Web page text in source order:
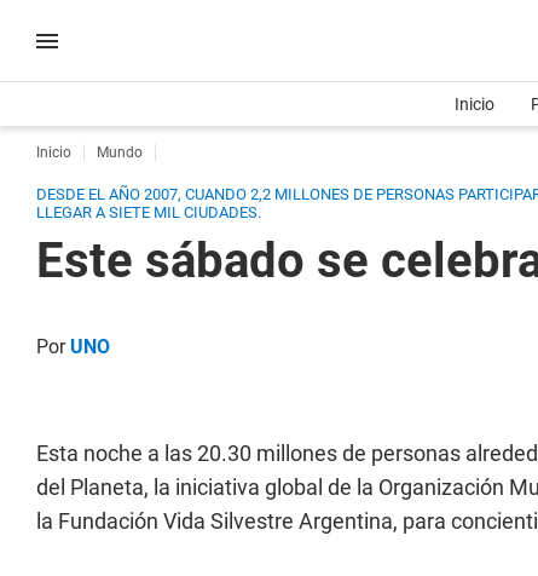
Inicio
Inicio Mundo
DESDE EL AÑO 2007, CUANDO 2,2 MILLONES DE PERSONAS
LLEGAR A SIETE MIL CIUDADES.
Este sábado se
PorUNO
Esta noche a las 20.30 millones de personas
del Planeta, la iniciativa global de la Organización
la Fundación Vida Silvestre Argentina, para